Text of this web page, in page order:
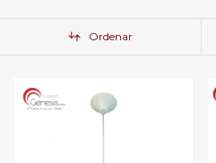
Ordenar